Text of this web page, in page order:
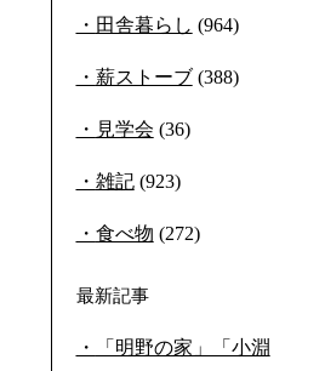
田舎暮らし (964)
薪ストーブ(388)
見学会 (36)
雑記(923)
食べ物 (272)
最新記事
「明野の家」「小淵